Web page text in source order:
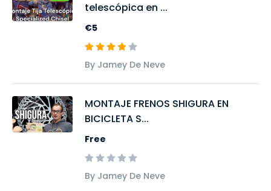
telescópica en ...
€5
By Jamey De Neve
MONTAJE FRENOS SHIGURA EN
BICICLETA S...
Free
By Jamey De Neve